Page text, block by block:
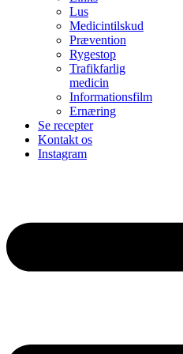
Lus
Medicintilskud
Prævention
Rygestop
Trafikfarlig
medicin
Informationsfilm
Ernæring
Se recepter
Kontakt os
Instagram